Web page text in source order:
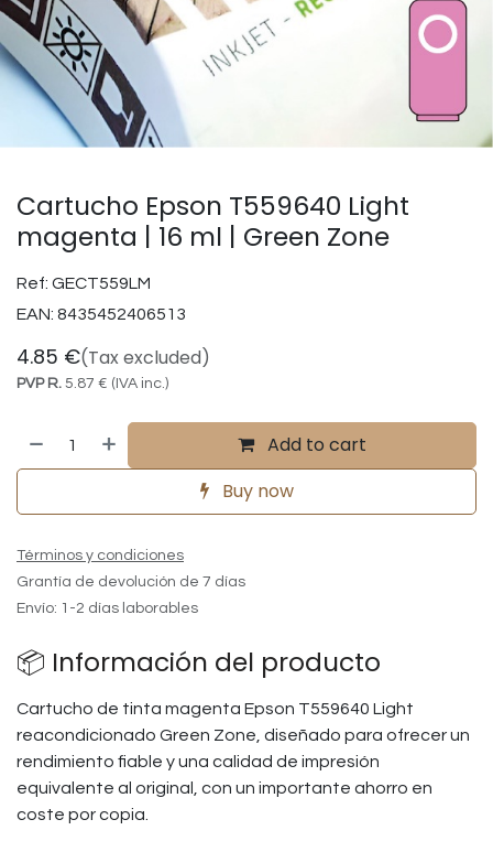
Cartucho Epson T559640 Light
magenta | 16 ml | Green Zone
Ref: GECT559LM
EAN: 8435452406513
4.85 €(Tax excluded)
PVP R. 5.87 € (IVA inc.)
Add to cart
Buy now
Términos y condiciones
Grantía de devolución de 7 días
Envío: 1-2 días laborables
📦 Información del producto
Cartucho de tinta magenta Epson T559640 Light
reacondicionado Green Zone, diseñado para ofrecer un
rendimiento fiable y una calidad de impresión
equivalente al original, con un importante ahorro en
coste por copia.